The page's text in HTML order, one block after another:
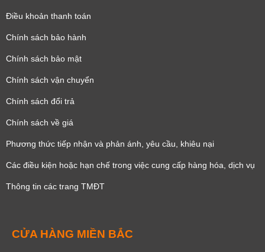
Điều khoản thanh toán
Chính sách bảo hành
Chính sách bảo mật
Chính sách vận chuyển
Chính sách đổi trả
Chính sách về giá
Phương thức tiếp nhận và phản ánh, yêu cầu, khiêu nại
Các điều kiện hoặc hạn chế trong việc cung cấp hàng hóa, dịch vụ
Thông tin các trang TMĐT
CỬA HÀNG MIỀN BẮC